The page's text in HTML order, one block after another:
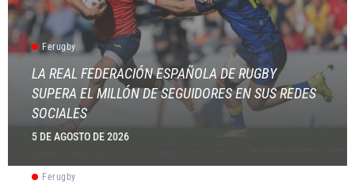
Ferugby
LA REAL FEDERACIÓN ESPAÑOLA DE RUGBY
SUPERA EL MILLÓN DE SEGUIDORES EN SUS REDES
SOCIALES
5 DE AGOSTO DE 2026
Ferugby